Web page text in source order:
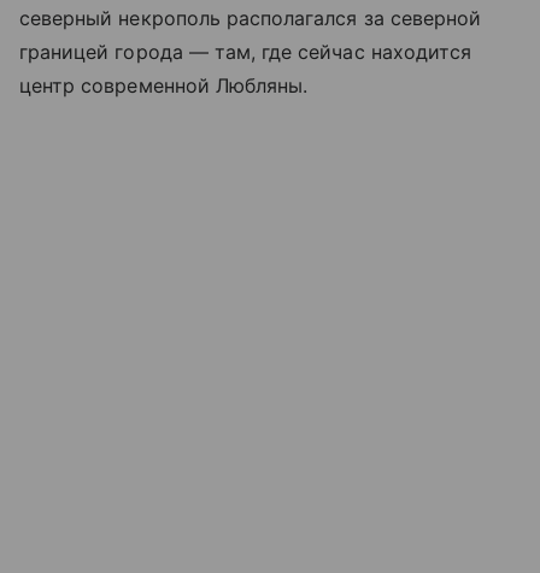
северный некрополь располагался за северной
границей города — там, где сейчас находится
центр современной Любляны.